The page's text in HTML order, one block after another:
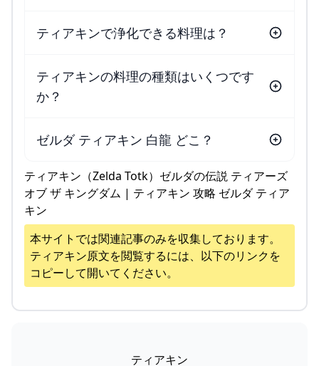
ティアキンで浄化できる料理は？
ティアキンの料理の種類はいくつです
か？
ゼルダ ティアキン 白龍 どこ？
ティアキン（Zelda Totk）ゼルダの伝説 ティアーズ
オブ ザ キングダム | ティアキン 攻略 ゼルダ ティア
キン
本サイトでは関連記事のみを収集しております。
ティアキン原文を閲覧するには、以下のリンクを
コピーして開いてください。
ティアキン